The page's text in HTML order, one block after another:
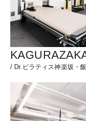
/ Dr.ピラティス神楽坂・